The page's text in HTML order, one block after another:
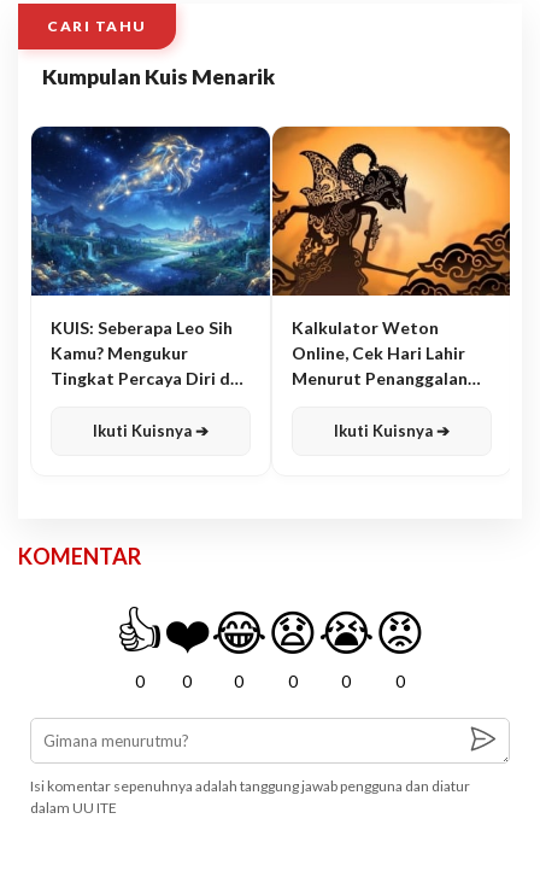
CARI TAHU
Kumpulan Kuis Menarik
KUIS: Seberapa Leo Sih
Kamu? Mengukur
Tingkat Percaya Diri dan
Ikuti Kuisnya ➔
Kalkulator Weton
Online, Cek Hari Lahir
Menurut Penanggalan
Ikuti Kuisnya ➔
KOMENTAR
👍
0
❤️
0
😂
0
😧
0
😭
0
😡
0
Isi komentar sepenuhnya adalah tanggung jawab pengguna dan diatur
dalam UU ITE